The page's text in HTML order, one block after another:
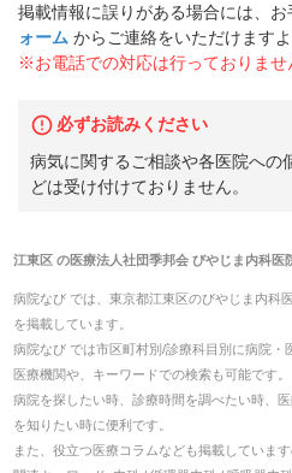
掲載情報に誤りがある場合には、お
ォーム からご連絡をいただけます
※お電話での対応は行っておりませ
必ずお読みください
病気に関するご相談や各医院への
どは受け付けておりません。
江東区の医療法人社団季邦会 びやじま内科医
病院なび では、 東京都江東区のびやじま内科
を掲載しています。
病院なび では市区町村別/診療科目別に病院・
医療機関や、キーワードでの検索も可能です。
病院を探したい時、診療時間を調べたい時、
を知りたい時に便利です。
また、役立つ医療コラムなども掲載していま